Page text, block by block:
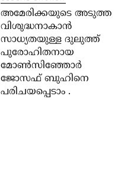
അമേരിക്കയുടെ അടുത്ത
വിശുദ്ധനാകാൻ
സാധ്യതയുള്ള ദുലുത്ത്
പുരോഹിതനായ
മോൺസിഞ്ഞോർ
ജോസഫ് ബുഹിനെ
പരിചയപ്പെടാം .